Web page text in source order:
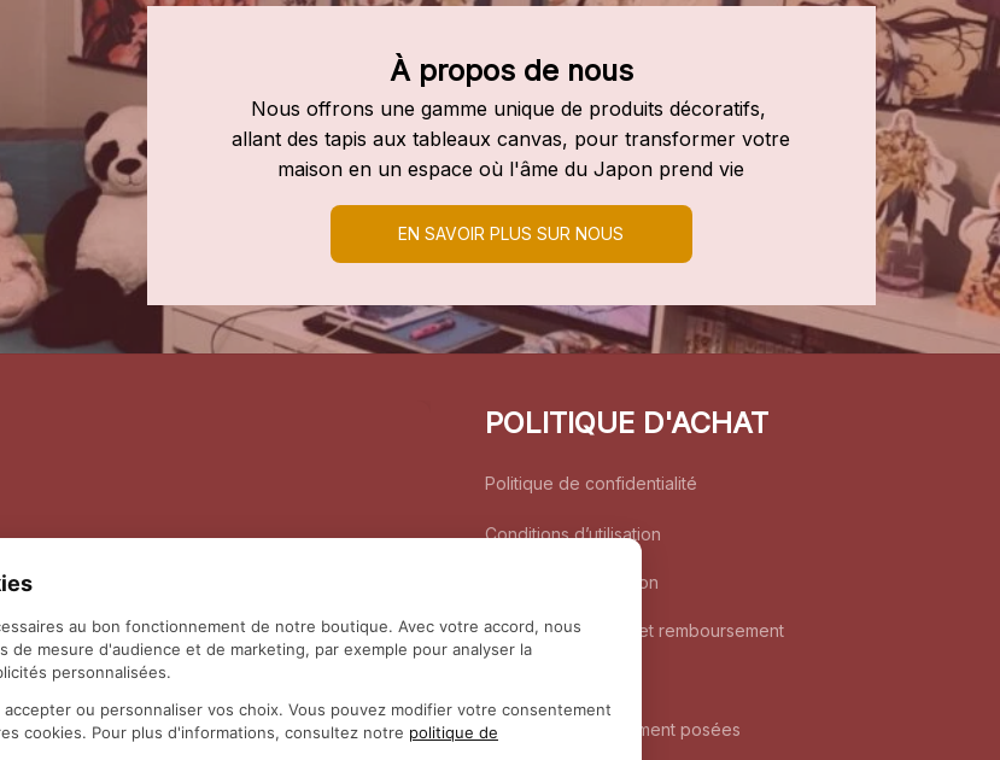
À propos de nous
Nous offrons une gamme unique de produits décoratifs,
allant des tapis aux tableaux canvas, pour transformer votre
maison en un espace où l'âme du Japon prend vie
EN SAVOIR PLUS SUR NOUS
POLITIQUE D'ACHAT
Politique de confidentialité
Conditions d’utilisation
Politique d’expédition
Politique de retour et remboursement
Questions fréquemment posées
au bon fonctionnement de notre boutique. Avec votre accord, nous
de mesure d'audience et de marketing, par exemple pour analyser la
personnalisées.
ou personnaliser vos choix. Vous pouvez modifier votre consentement
cookies. Pour plus d'informations, consultez notre politique de